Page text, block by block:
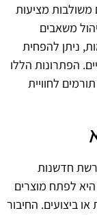
משולבות מציעות
משאבים
ניתן להפחית
הפתרונות הללו
לחוויית
חדשנות
לפתח מוצרים
ביצועים. החיבור